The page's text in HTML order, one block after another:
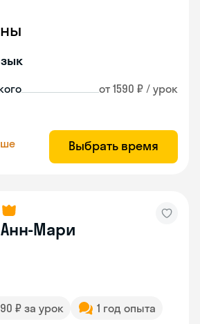
от 1590 ₽ / урок
Выбрать время
Анн-Мари
₽ за урок
1 год опыта